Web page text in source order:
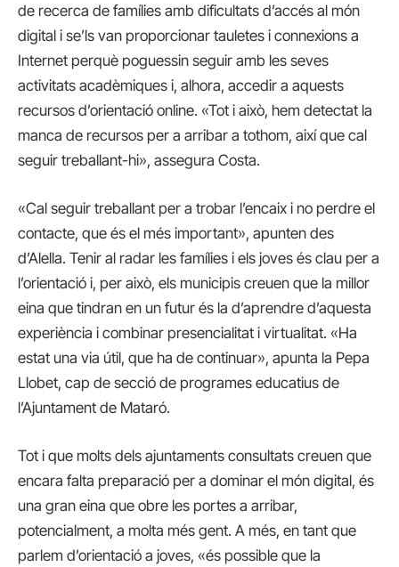
de recerca de famílies amb dificultats d’accés al món
digital i se’ls van proporcionar tauletes i connexions a
Internet perquè poguessin seguir amb les seves
activitats acadèmiques i, alhora, accedir a aquests
recursos d’orientació online. «Tot i això, hem detectat la
manca de recursos per a arribar a tothom, així que cal
seguir treballant-hi», assegura Costa.
«Cal seguir treballant per a trobar l’encaix i no perdre el
contacte, que és el més important», apunten des
d’Alella. Tenir al radar les famílies i els joves és clau per a
l’orientació i, per això, els municipis creuen que la millor
eina que tindran en un futur és la d’aprendre d’aquesta
experiència i combinar presencialitat i virtualitat. «Ha
estat una via útil, que ha de continuar», apunta la Pepa
Llobet, cap de secció de programes educatius de
l’Ajuntament de Mataró.
Tot i que molts dels ajuntaments consultats creuen que
encara falta preparació per a dominar el món digital, és
una gran eina que obre les portes a arribar,
potencialment, a molta més gent. A més, en tant que
parlem d’orientació a joves, «és possible que la